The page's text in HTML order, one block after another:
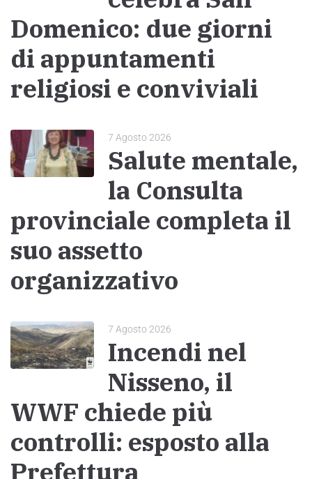
Domenico: due giorni
di appuntamenti
religiosi e conviviali
7 Agosto 2026
Salute mentale,
la Consulta
provinciale completa il
suo assetto
organizzativo
7 Agosto 2026
Incendi nel
Nisseno, il
WWF chiede più
controlli: esposto alla
Prefettura